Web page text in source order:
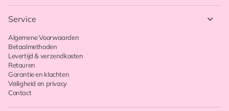
Service
Algemene Voorwaarden
Betaalmethoden
Levertijd & verzendkosten
Retouren
Garantie en klachten
Veiligheid en privacy
Contact